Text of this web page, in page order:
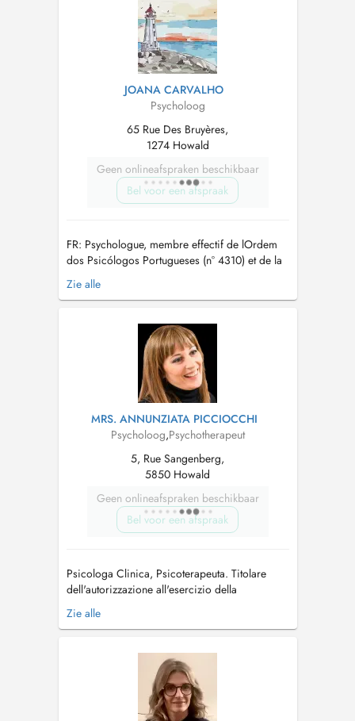
JOANA CARVALHO
Psycholoog
65 Rue Des Bruyères,
1274 Howald
Geen onlineafspraken beschikbaar
Bel voor een afspraak
FR: Psychologue, membre effectif de lOrdem
dos Psicólogos Portugueses (n° 4310) et de la
Société Luxembourgeoise de Psychologie.
J'interviens dans les domaines clinique, de la
projets communautaires, en milieu scolaire et
en formation. Formée en thérapie...
Zie alle
MRS. ANNUNZIATA PICCIOCCHI
Psycholoog,Psychotherapeut
5, Rue Sangenberg,
5850 Howald
Geen onlineafspraken beschikbaar
Bel voor een afspraak
Psicologa Clinica, Psicoterapeuta. Titolare
dell'autorizzazione all'esercizio della
professione di psicoterapeuta. Il costo di una
seduta di psicoterapia è di 158,95 euro, di cui
gli assicurati che non hanno compiuto i 18 anni
alla data di rilascio d...
Zie alle